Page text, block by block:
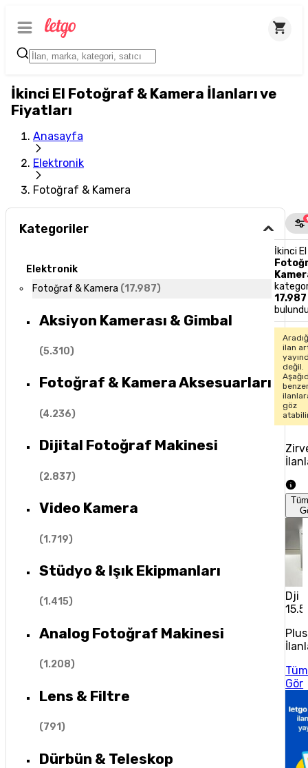
İkinci El Fotoğraf & Kamera İlanları ve
Fiyatları
Anasayfa
Elektronik
Fotoğraf & Kamera
Kategoriler
Elektronik
Fotoğraf & Kamera (17.987)
Aksiyon Kamerası & Gimbal
(5.310)
Fotoğraf & Kamera Aksesuarları
(4.236)
Dijital Fotoğraf Makinesi
(2.837)
Video Kamera
(1.719)
Stüdyo & Işık Ekipmanları
(1.415)
Analog Fotoğraf Makinesi
(1.208)
Lens & Filtre
(791)
Dürbün & Teleskop
İkinci El
17.987
ilan
değil.
göz
Dji
Plus
Gör